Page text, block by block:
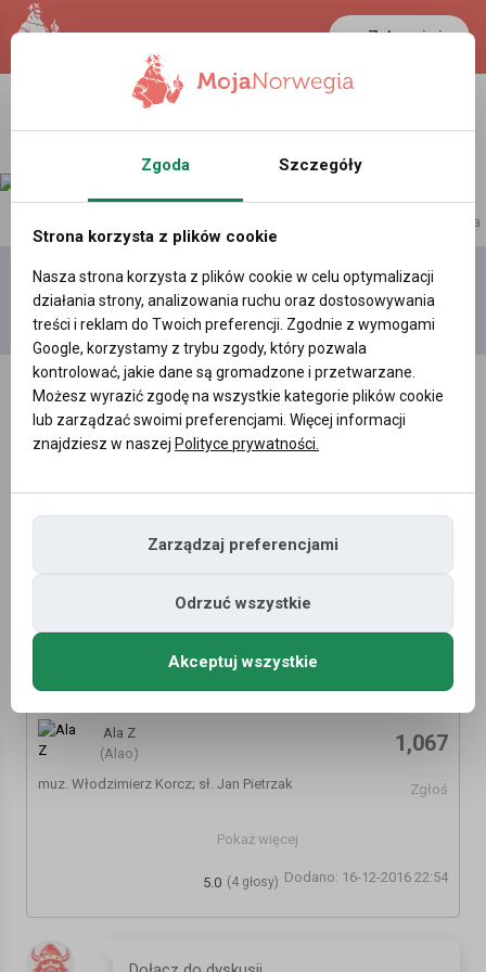
Zaloguj się
reklama
Dodaj
film
Moje
filmy
Wszystkie
Danuta Rinn - Gdzie Ci Mężczyźni [1975]
Ala Z
(Alao)
1,067
Zgłoś
muz. Włodzimierz Korcz; sł. Jan Pietrzak
Gdzie ci chłopcy, prawdziwi tacy,
Gdzie ci chłopcy na miarę czasów,
Dookoła jeden z drugim jak nie nerwus, to histeryk,
Pokaż więcej
Dodano: 16-12-2016 22:54
(4 głosy)
5.0
Zgoda Szczegóły
Strona korzysta z plików cookie
Nasza strona korzysta z plików cookie w celu optymalizacji
działania strony, analizowania ruchu oraz dostosowywania
treści i reklam do Twoich preferencji. Zgodnie z wymogami
Google, korzystamy z trybu zgody, który pozwala
kontrolować, jakie dane są gromadzone i przetwarzane.
Możesz wyrazić zgodę na wszystkie kategorie plików cookie
lub zarządzać swoimi preferencjami. Więcej informacji
znajdziesz w naszej Polityce prywatności.
Zarządzaj preferencjami
Odrzuć wszystkie
Akceptuj wszystkie